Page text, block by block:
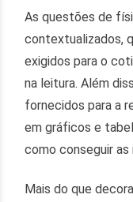
As questões de
contextualizados,
exigidos para o
na leitura. Além
fornecidos para a
em gráficos e
como conseguir
Mais do que